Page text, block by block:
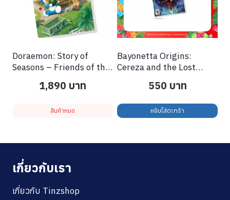
Doraemon: Story of
Seasons – Friends of the
1,890 บาท
สินค้าหมด
Bayonetta Origins:
Cereza and the Lost
550 บาท
หยิบใส่ตะกร้า
เกี่ยวกับเรา
เกี่ยวกับ Tinzshop